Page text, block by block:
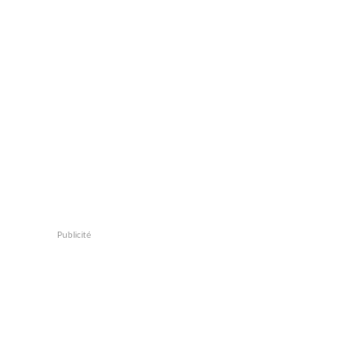
Publicité